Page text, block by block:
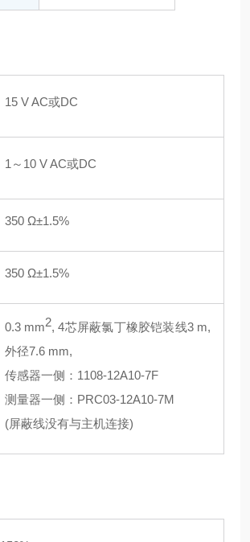
15 V AC或DC
1～10 V AC或DC
350 Ω±1.5%
350 Ω±1.5%
0.3 mm2, 4芯屏蔽氯丁橡胶铠装线3 m,
外径7.6 mm,
传感器一侧：1108-12A10-7F
测量器一侧：PRC03-12A10-7M
(屏蔽线没有与主机连接)